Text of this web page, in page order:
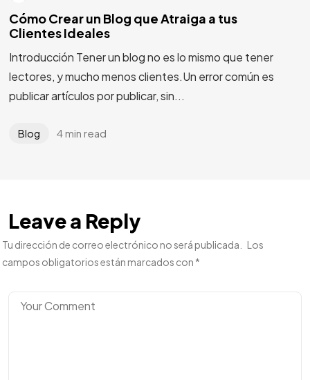
Cómo Crear un Blog que Atraiga a tus
Clientes Ideales
Introducción Tener un blog no es lo mismo que tener
lectores, y mucho menos clientes.Un error común es
publicar artículos por publicar, sin...
Blog 4 min read
Leave a Reply
Tu dirección de correo electrónico no será publicada.
Los
campos obligatorios están marcados con *